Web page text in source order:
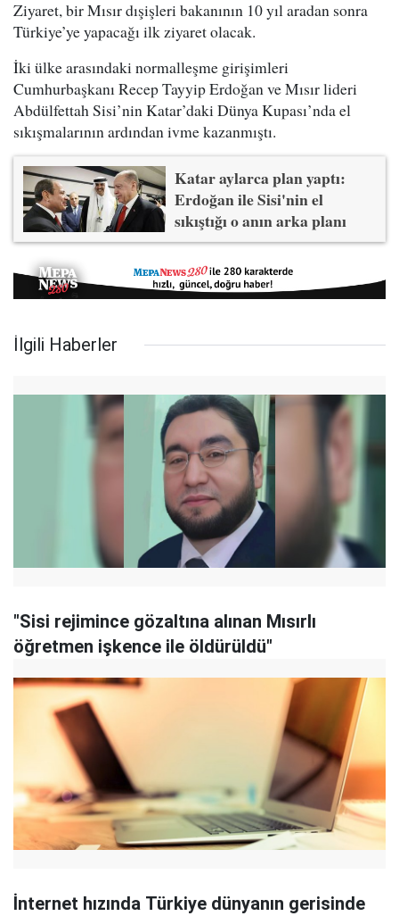
Ziyaret, bir Mısır dışişleri bakanının 10 yıl aradan sonra
Türkiye’ye yapacağı ilk ziyaret olacak.
İki ülke arasındaki normalleşme girişimleri
Cumhurbaşkanı Recep Tayyip Erdoğan ve Mısır lideri
Abdülfettah Sisi’nin Katar’daki Dünya Kupası’nda el
sıkışmalarının ardından ivme kazanmıştı.
Katar aylarca plan yaptı:
Erdoğan ile Sisi'nin el
sıkıştığı o anın arka planı
İlgili Haberler
"Sisi rejimince gözaltına alınan Mısırlı
öğretmen işkence ile öldürüldü"
İnternet hızında Türkiye dünyanın gerisinde